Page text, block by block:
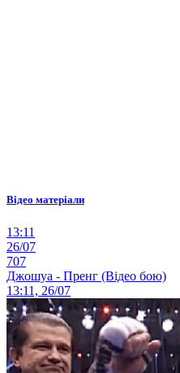
Відео матеріали
13:11
26/07
707
Джошуа - Пренг (Відео бою)
13:11, 26/07